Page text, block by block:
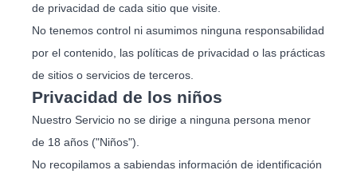
de privacidad de cada sitio que visite.
No tenemos control ni asumimos ninguna responsabilidad
por el contenido, las políticas de privacidad o las prácticas
de sitios o servicios de terceros.
Privacidad de los niños
Nuestro Servicio no se dirige a ninguna persona menor
de 18 años ("Niños").
No recopilamos a sabiendas información de identificación